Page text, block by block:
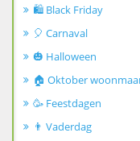
🛍️ Black Friday
🎈 Carnaval
🎃 Halloween
🏠 Oktober
🥳 Feestdagen
👨 Vaderdag